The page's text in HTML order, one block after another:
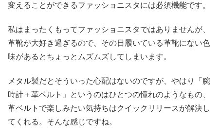
変えることができるファッショニスタには必須機能です。
私はまったくもってファッショニスタではありませんが、
革靴が大好き過ぎるので、その日履いている革靴にない色
味があるとちょっとムズムズしてしまいます。
メタル製だとそういった心配はないのですが、やはり「腕
時計＋革ベルト」というのはひとつの憧れのようなもの、
革ベルトで楽しみたい気持ちはクイックリリースが解決し
てくれる。そんな感じですね。